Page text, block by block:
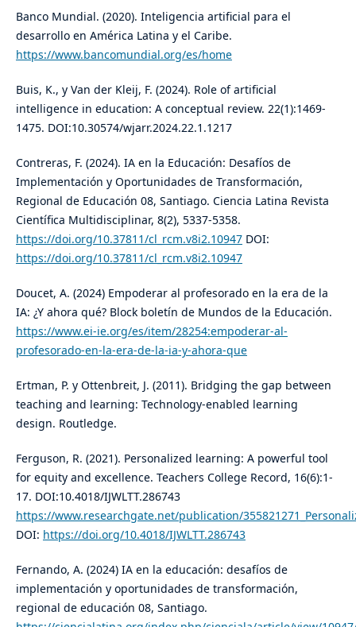
Banco Mundial. (2020). Inteligencia artificial para el
desarrollo en América Latina y el Caribe.
https://www.bancomundial.org/es/home
Buis, K., y Van der Kleij, F. (2024). Role of artificial
intelligence in education: A conceptual review. 22(1):1469-
1475. DOI:10.30574/wjarr.2024.22.1.1217
Contreras, F. (2024). IA en la Educación: Desafíos de
Implementación y Oportunidades de Transformación,
Regional de Educación 08, Santiago. Ciencia Latina Revista
Científica Multidisciplinar, 8(2), 5337-5358.
https://doi.org/10.37811/cl_rcm.v8i2.10947DOI:
https://doi.org/10.37811/cl_rcm.v8i2.10947
Doucet, A. (2024) Empoderar al profesorado en la era de la
IA: ¿Y ahora qué? Block boletín de Mundos de la Educación.
https://www.ei-ie.org/es/item/28254:empoderar-al-
profesorado-en-la-era-de-la-ia-y-ahora-que
Ertman, P. y Ottenbreit, J. (2011). Bridging the gap between
teaching and learning: Technology-enabled learning
design. Routledge.
Ferguson, R. (2021). Personalized learning: A powerful tool
for equity and excellence. Teachers College Record, 16(6):1-
17. DOI:10.4018/IJWLTT.286743
https://www.researchgate.net/publication/
DOI: https://doi.org/10.4018/IJWLTT.286743
Fernando, A. (2024) IA en la educación: desafíos de
implementación y oportunidades de transformación,
regional de educación 08, Santiago.